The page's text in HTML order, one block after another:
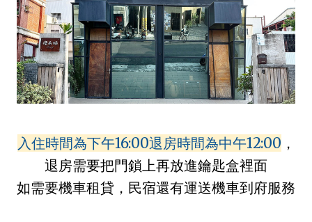
入住時間為下午16:00退房時間為中午12:00 ，
退房需要把門鎖上再放進鑰匙盒裡面
如需要機車租貸，民宿還有運送機車到府服務